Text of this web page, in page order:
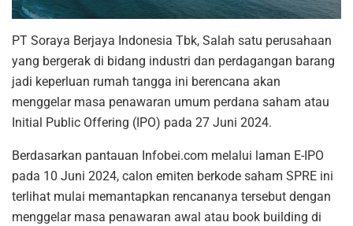
PT Soraya Berjaya Indonesia Tbk, Salah satu perusahaan
yang bergerak di bidang industri dan perdagangan barang
jadi keperluan rumah tangga ini berencana akan
menggelar masa penawaran umum perdana saham atau
Initial Public Offering (IPO) pada 27 Juni 2024.
Berdasarkan pantauan Infobei.com melalui laman E-IPO
pada 10 Juni 2024, calon emiten berkode saham SPRE ini
terlihat mulai memantapkan rencananya tersebut dengan
menggelar masa penawaran awal atau book building di